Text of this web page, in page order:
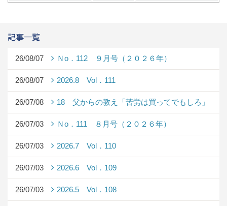
記事一覧
26/08/07 Ｎo．112 ９月号（２０２６年）
26/08/07 2026.8 Vol．111
26/07/08 18 父からの教え「苦労は買ってでもしろ」
26/07/03 Ｎo．111 ８月号（２０２６年）
26/07/03 2026.7 Vol．110
26/07/03 2026.6 Vol．109
26/07/03 2026.5 Vol．108